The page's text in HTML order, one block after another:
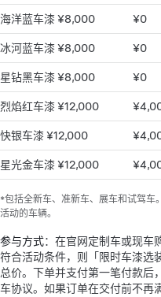
海洋蓝车漆 ¥8,000 ¥0
冰河蓝车漆 ¥8,000 ¥0
星钻黑车漆 ¥8,000 ¥0
烈焰红车漆 ¥12,000
快银车漆 ¥12,000
星光金车漆 ¥12,000
*包括全新车、准新车、展车和试驾车
活动的车辆。
参与方式：在官网定制车或现车
符合活动条件，则「限时车漆选
总价。下单并支付第一笔付款后
车协议。如果订单在交付前不再